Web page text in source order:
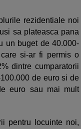
rezidentiale noi
sa plateasca pana
un buget de 40.000-
si-ar fi permis o
dintre cumparatorii
de euro si de
euro sau mai mult
pentru locuinte noi,